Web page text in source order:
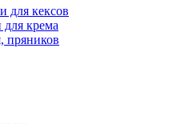
для кексов
крема
пряников